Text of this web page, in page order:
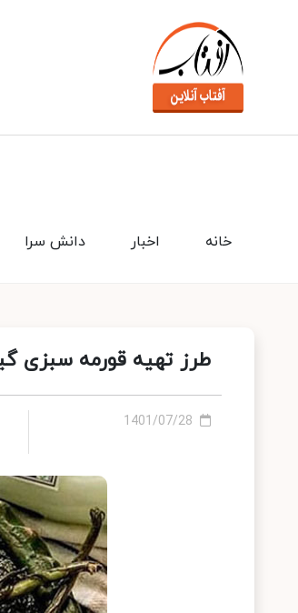
دانش سرا اخبار خانه
طرز تهیه قورمه سبزی
1401/07/28